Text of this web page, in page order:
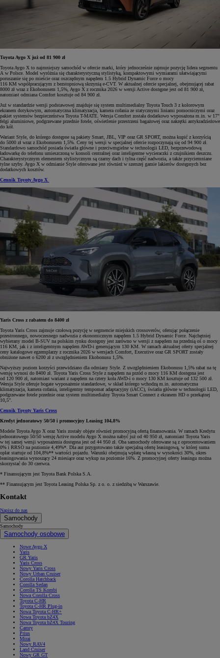
Toyota Aygo X już od 81 900 zł
Toyota Aygo X to najmniejszy samochód w ofercie marki, który jednocześnie zajmuje pozycję lidera segmentu
A w Polsce. Model wyróżnia się charakterystyczną stylistyką, kompaktowymi wymiarami ułatwiającymi
poruszanie się po mieście oraz oszczędnym napędem 1.5 Hybrid Dynamic Force o mocy
116 KM współpracującym z bezstopniową skrzynią e-CVT. W aktualnej ofercie specjalnej, obejmującej rabat
8000 zł wraz z Ekobonusem 1,5%, Aygo X z rocznika 2026 w wersji Active dostępne jest od 81 900 zł,
natomiast odmiana Comfort kosztuje od 84 900 zł.
Już w standardzie wersji podstawowej znajduje się system multimedialny Toyota Touch 3 z kolorowym
ekranem dotykowym, automatyczna klimatyzacja, kamera cofania ze statycznymi liniami pomocniczymi oraz
pakiet systemów bezpieczeństwa Toyota T-MATE. Wersja Comfort została dodatkowo wyposażona m.in. w 17"
felgi aluminiowe, podgrzewane przednie fotele, oświetlenie przestrzeni bagażowej oraz nakrętki antykradzieżowe
do kół.
Wariant Style, do którego dostępne są pakiety Smart, JBL, VIP oraz GR SPORT, można kupić z korzyścią
do 5000 zł wraz z Ekobonusem 1,5%. Ceny tej wersji w specjalnej ofercie rozpoczynają się od 94 900 zł.
Standardowo samochód posiada światła główne i przeciwmgielne w technologii LED, bezprzewodową
ładowarkę do telefonu umieszczoną w konsoli centralnej oraz inteligentne wycieraczki z czujnikiem deszczu.
Charakterystycznym elementem stylistycznym są czarny dach i tylna część nadwozia, a także przyciemniane
tylne szyby. Aygo X w odmianie Style oferowane jest również w szerszej gamie lakierów dostępnych bez
dodatkowych kosztów.
Cennik Toyoty Aygo X
Yaris Cross z rabatem do 8400 zł
Toyota Yaris Cross zajmuje czołową pozycję w segmencie miejskich crossoverów, oferując połączenie
przestronnego, nowoczesnego nadwozia z ekonomicznym napędem 1.5 Hybrid Dynamic Force. Najchętniej
wybierany model B-SUV na polskim rynku dostępny jest zarówno w wersji z napędem na przednią oś o mocy
116 KM, jak i z inteligentnym napędem AWD-i generującym 130 KM. W ramach aktualnej oferty specjalnej
ceny katalogowe egzemplarzy z rocznika 2026 w wersjach Comfort, Executive oraz GR SPORT zostały
obniżone nawet o 6200 zł z uwzględnieniem Ekobonusu 1,5%.
Najwyższy poziom korzyści przewidziano dla odmiany Style. Z uwzględnieniem Ekobonusu 1,5% rabat na tę
wersję wynosi do 8400 zł. Toyota Yaris Cross Style z napędem na przód o mocy 116 KM dostępna jest
od 120 900 zł, natomiast wariant z napędem na cztery koła AWD-i o mocy 130 KM kosztuje od 132 500 zł.
Wersja Style oferuje bogate wyposażenie standardowe, w skład którego wchodzą m.in. automatyczna
klimatyzacja, kamera cofania, inteligentny tempomat adaptacyjny (iACC), światła główne w technologii LED,
podgrzewane fotele przednie oraz system multimedialny Toyota Smart Connect z ekranem HD o przekątnej
10,5".
Cennik Toyoty Yaris Cross
Kredyt jednoratowy 50/50 i promocyjny Leasing 104,8%
Modele Toyota Aygo X oraz Yaris zostały objęte również promocyjną ofertą finansowania. W ramach Kredytu
jednoratowego 50/50 wersję Active modelu Aygo X można nabyć już od 40 950 zł, natomiast Toyota Yaris
w tej samej wersji wyposażenia dostępna jest od 44 950 zł. Oba samochody oferowane są z oprocentowaniem
0% i RRSO na poziomie 4,49%*. Dla aut przygotowano także specjalną ofertę leasingową, w której suma
opłat startuje od 104,8%** wartości pojazdu. Warunki obejmują wpłatę własną w wysokości 30%, okres
leasingowania wynoszący 24 miesiące oraz wykup na poziomie 16%. Z promocyjnej oferty leasingu można
skorzystać do 30 czerwca.
* Finansującym jest Toyota Bank Polska S.A.
** Finansującym jest Toyota Leasing Polska Sp. z o. o. z siedzibą w Warszawie.
Kontakt
Napisz do nas
Samochody
Samochody
Samochody osobowe
Nowe Aygo X
Yaris
GR Yaris
Yaris Cross
Nowy Yaris Cross
Nowy Urban Cruiser
Corolla Hatchback
Corolla Sedan
Corolla TS Kombi
Nowa Corolla Cross
Toyota C-HR
Toyota C-HR Plug-in
Nowa Toyota C-HR+
Nowa Toyota bZ4X
Nowa Toyota bZ4X Touring
Camry
Prius
Mirai
Nowy RAV4
Land Cruiser
Nowy GR GT